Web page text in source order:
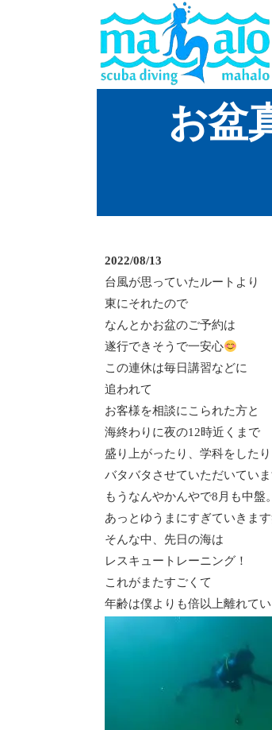
お盆
2022/08/13
台風が思っていたルートより
東にそれたので
なんとかお盆のご予約は
遂行できそうで一安心
この連休は毎日講習などに
追われて
お客様を相談にこられた方と
海終わりに夜の12時近くまで
盛り上がったり、学科をしたり
バタバタさせていただいてい
もうなんやかんやで8月も中盤
あっとゆうまにすぎていきま
そんな中、先日の海は
レスキュートレーニング！
これがまたすごくて
年齢は僕よりも倍以上離れてい